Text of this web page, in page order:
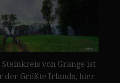
Steinkreis von Grange ist
der Größte Irlands, hier